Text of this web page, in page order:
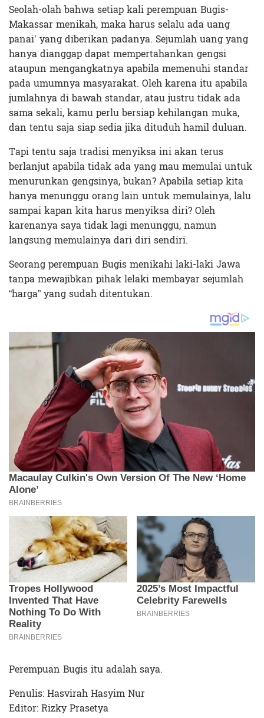
Seolah-olah bahwa setiap kali perempuan Bugis-
Makassar menikah, maka harus selalu ada uang
panai’ yang diberikan padanya. Sejumlah uang yang
hanya dianggap dapat mempertahankan gengsi
ataupun mengangkatnya apabila memenuhi standar
pada umumnya masyarakat. Oleh karena itu apabila
jumlahnya di bawah standar, atau justru tidak ada
sama sekali, kamu perlu bersiap kehilangan muka,
dan tentu saja siap sedia jika dituduh hamil duluan.
Tapi tentu saja tradisi menyiksa ini akan terus
berlanjut apabila tidak ada yang mau memulai untuk
menurunkan gengsinya, bukan? Apabila setiap kita
hanya menunggu orang lain untuk memulainya, lalu
sampai kapan kita harus menyiksa diri? Oleh
karenanya saya tidak lagi menunggu, namun
langsung memulainya dari diri sendiri.
Seorang perempuan Bugis menikahi laki-laki Jawa
tanpa mewajibkan pihak lelaki membayar sejumlah
“harga” yang sudah ditentukan.
Perempuan Bugis itu adalah saya.
Penulis: Hasvirah Hasyim Nur
Editor: Rizky Prasetya